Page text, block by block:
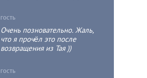
монахом, пусть даже не
продолжительное время, т.к.
это положительно отразится на
его собственной судьбе и
ГОСТЬ
Очень позновательно. Жаль,
что я прочёл это после
возвращения из Тая ))
ГОСТЬ